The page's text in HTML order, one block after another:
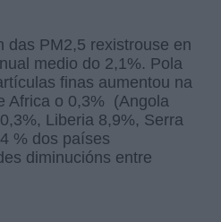
das PM2,5 rexistrouse en
medio do 2,1%. Pola
finas aumentou na
Africa o 0,3% (Angola
Liberia 8,9%, Serra
% dos países
diminucións entre